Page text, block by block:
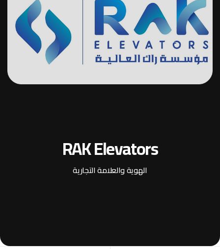
تطوير البرمجيات المخصصة
BAYAT
تطوير المواقع والتطبيقات
نظيفة
RAK Elevators
الهوية والعلامة التجارية